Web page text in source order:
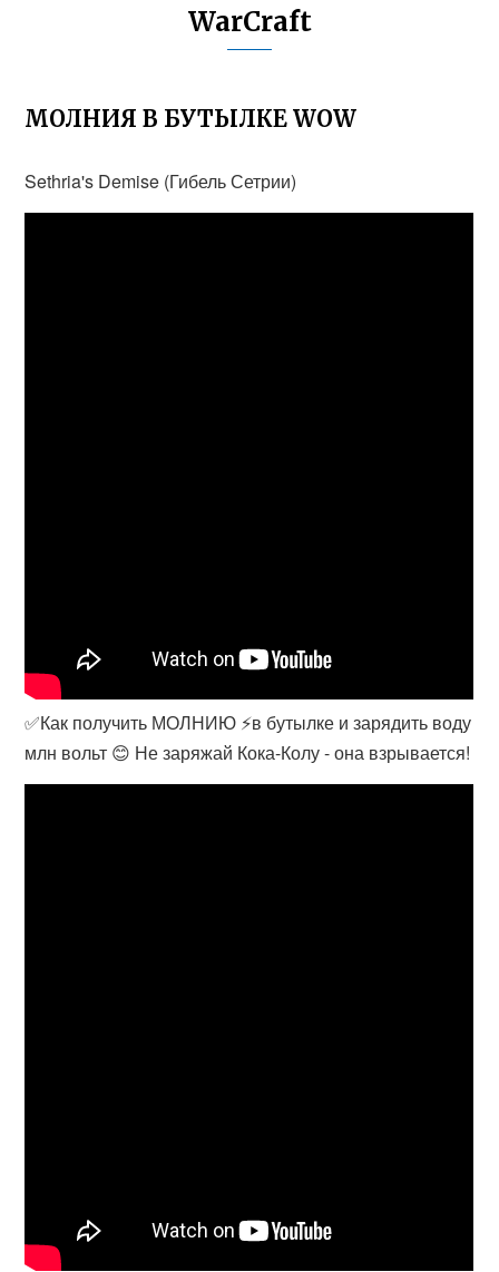
WarCraft
МОЛНИЯ В БУТЫЛКЕ WOW
Sethria's Demise (Гибель Сетрии)
✅Как получить МОЛНИЮ ⚡в бутылке и зарядить воду
млн вольт 😊 Не заряжай Кока-Колу - она взрывается!